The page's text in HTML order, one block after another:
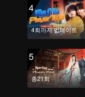
4
4회까지 업데이트
5
총21회